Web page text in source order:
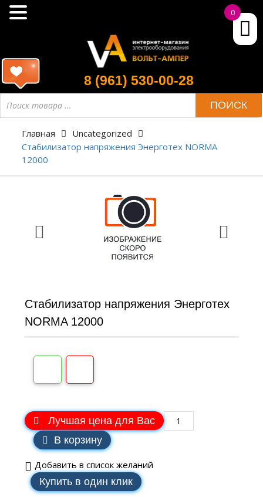
8 (961) 530-00-28
ПОИСК
Главная
Uncategorized
Стабилизатор напряжения Энерготех NORMA
12000
Стабилизатор напряжения Энерготех
NORMA 12000
Лучшая цена для Вас
В корзину
Добавить в список желаний
Купить в один клик
0